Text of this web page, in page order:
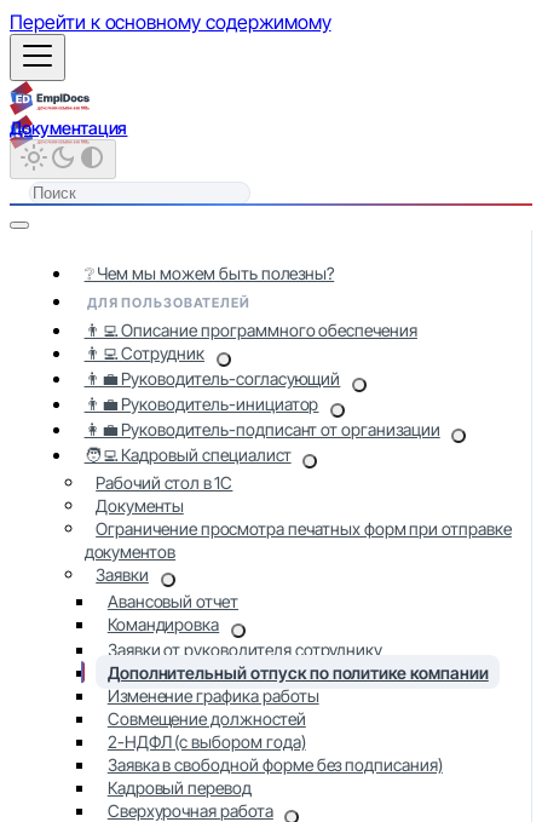
Перейти к основному содержимому
Документация
❔ Чем мы можем быть полезны?
ДЛЯ ПОЛЬЗОВАТЕЛЕЙ
👨‍💻 Описание программного обеспечения
👨‍💻 Сотрудник
👨‍💼 Руководитель-согласующий
👨‍💼 Руководитель-инициатор
👩‍💼 Руководитель-подписант от организации
🧑‍💻 Кадровый специалист
Рабочий стол в 1С
Документы
Ограничение просмотра печатных форм при отправке
документов
Заявки
Авансовый отчет
Командировка
Заявки от руководителя сотруднику
Дополнительный отпуск по политике компании
Изменение графика работы
Совмещение должностей
2-НДФЛ (с выбором года)
Заявка в свободной форме без подписания)
Кадровый перевод
Сверхурочная работа